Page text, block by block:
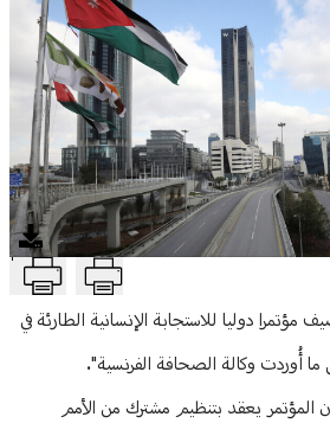
بشأن غزة في 11 حزيران T
مؤتمرا دوليا للاستجابة الإنسانية الطارئة في
ان المؤتمر يعقد بتنظيم مشترك من الأمم